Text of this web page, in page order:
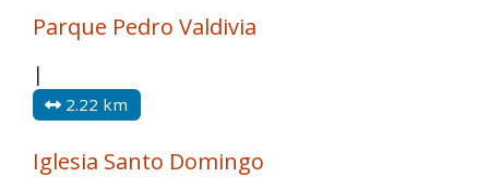
Parque Pedro Valdivia
|
2.22 km
Iglesia Santo Domingo